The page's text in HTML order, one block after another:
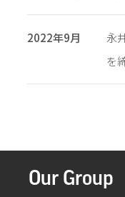
2022年9月
永
を
Our Group